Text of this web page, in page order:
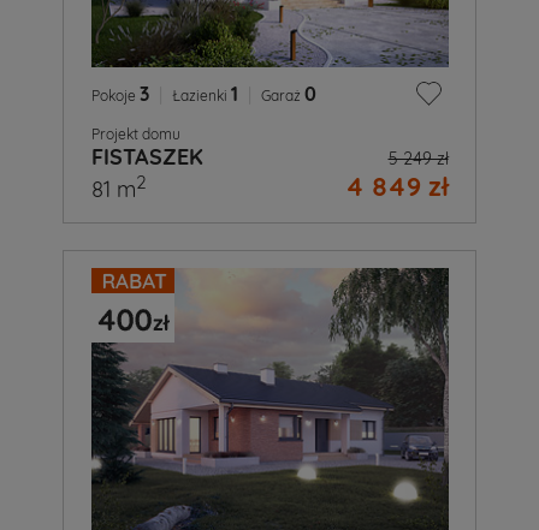
Pokoje 3 Łazienki 1 Garaż 0
Projekt domu
FISTASZEK 5 249 zł
4 849 zł
81 m2